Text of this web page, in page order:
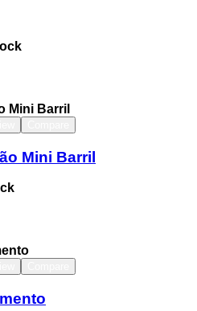
Mini Barril